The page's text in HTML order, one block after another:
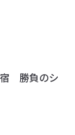
宿 勝負のシ